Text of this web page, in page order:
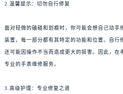
2.温馨提示：切勿自行修复
面对轻微的磕碰和划痕时，你可能会想自己动手
装置，每一部分都有其特定的功能和位置。自行
还可能因操作不当而造成更大的损害。因此，在
专业的手表维修服务。
3.高级护理：专业修复之道